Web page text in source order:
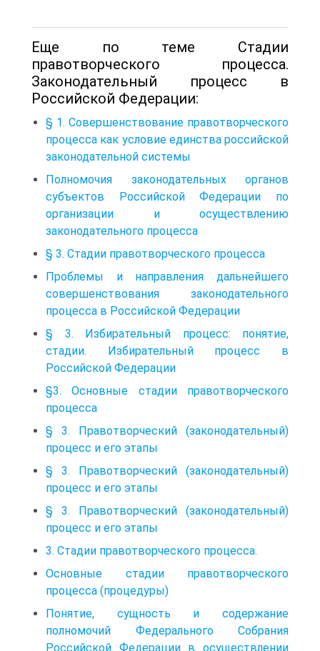
Еще по теме Стадии
правотворческого процесса.
Законодательный процесс в
Российской Федерации:
§ 1. Совершенствование правотворческого
процесса как условие единства российской
законодательной системы
Полномочия законодательных органов
субъектов Российской Федерации по
организации и осуществлению
законодательного процесса
§ 3. Стадии правотворческого процесса
Проблемы и направления дальнейшего
совершенствования законодательного
процесса в Российской Федерации
§ 3. Избирательный процесс: понятие,
стадии. Избирательный процесс в
Российской Федерации
§3. Основные стадии правотворческого
процесса
§ 3. Правотворческий (законодательный)
процесс и его этапы
§ 3. Правотворческий (законодательный)
процесс и его этапы
§ 3. Правотворческий (законодательный)
процесс и его этапы
3. Стадии правотворческого процесса.
Основные стадии правотворческого
процесса (процедуры)
Понятие, сущность и содержание
полномочий Федерального Собрания
Российской Федерации в осуществлении